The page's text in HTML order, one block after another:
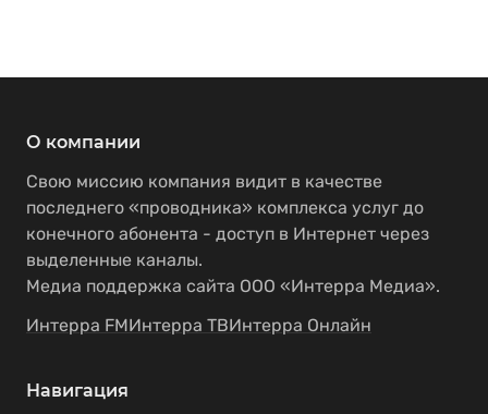
О компании
Свою миссию компания видит в качестве
последнего «проводника» комплекса услуг до
конечного абонента - доступ в Интернет через
выделенные каналы.
Медиа поддержка сайта ООО «Интерра Медиа».
Интерра FMИнтерра ТВИнтерра Онлайн
Навигация